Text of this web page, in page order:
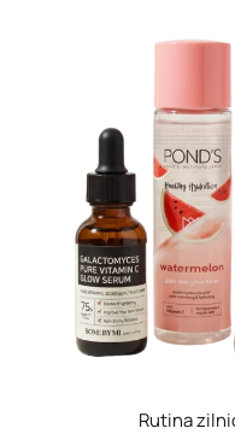
Rutina